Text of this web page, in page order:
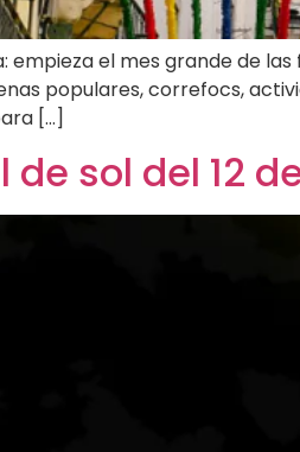
empieza el mes grande de
populares, correfocs,
[…]
sol del 12